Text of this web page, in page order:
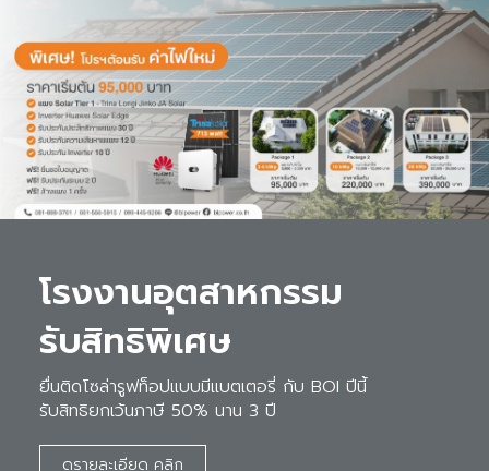
โรงงานอุตสาหกรรม
รับสิทธิพิเศษ
ยื่นติดโซล่ารูฟท็อปแบบมีแบตเตอรี่ กับ BOI ปีนี้
รับสิทธิยกเว้นภาษี 50% นาน 3 ปี
ดูรายละเอียด คลิก